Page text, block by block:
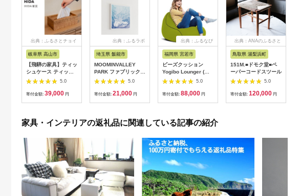
出典：ふるさとチョイ
岐阜県 高山市
【飛騨の家具】ティッ
シュケース ティッシ
ュ（杉）AC971| 木製
木 木目 天然木 ウッド
杉 スギ シンプル ティ
5.0
寄付金額: 39,000 円
出典：ふるラボ
埼玉県 飯能市
MOOMINVALLEY
PARK ファブリックパ
ネルSサイズ（夜の
森）[52211013]
5.0
寄付金額: 21,000 円
出典：ふるなび
福岡県 宮若市
ビーズクッション
Yogibo Lounger (ヨ
ギボー ラウンジャー)
ライムグリーン
[M352-1GR]
5.0
寄付金額: 88,000 円
出典：ANAのふるさと
鳥取県 湯梨浜町
151M.■ドモク堂■ペ
ーパーコードスツール
5.0
寄付金額: 120,000 円
家具・インテリアの返礼品に関連している記事の紹介